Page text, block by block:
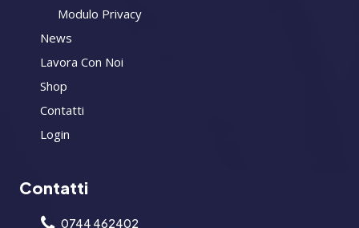
Modulo Privacy
News
Lavora Con Noi
Shop
Contatti
Login
Contatti
0744 462402